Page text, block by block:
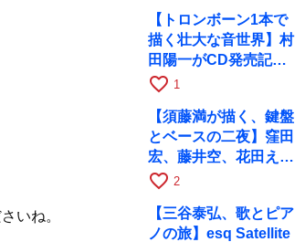
いね。
【トロンボーン1本で
描く壮大な音世界】村
田陽一がCD発売記念
ツアーで9月4日に京
favorite_border 1
【須藤満が描く、鍵盤
とベースの二夜】窪田
宏、藤井空、花田えみ
と京都RAGで共演
favorite_border 2
【三谷泰弘、歌とピア
ノの旅】esq Satellite